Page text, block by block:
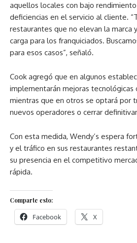
aquellos locales con bajo
deficiencias en el servicio al cliente.
restaurantes que no elevan la marca
carga para los franquiciados.
para esos casos”, señaló.
Cook agregó que en algunos
implementarán mejoras tecnológicas
mientras que en otros se optará por
nuevos operadores o cerrar
Con esta medida, Wendy’s espera
y el tráfico en sus restaurantes
su presencia en el competitivo
rápida.
Comparte esto:
Facebook X